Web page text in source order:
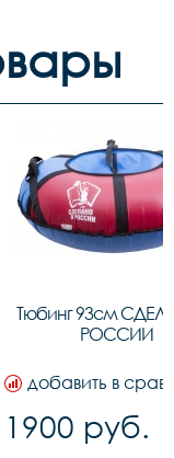
Тюбинг 93см
РОССИИ
добавить в
1900 руб.